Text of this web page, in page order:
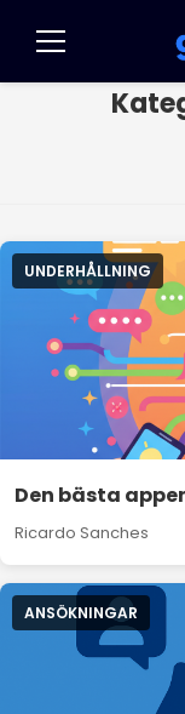
Meny
UNDERHÅLLNING
Den bästa
Ricardo Sanches
ANSÖKNINGAR